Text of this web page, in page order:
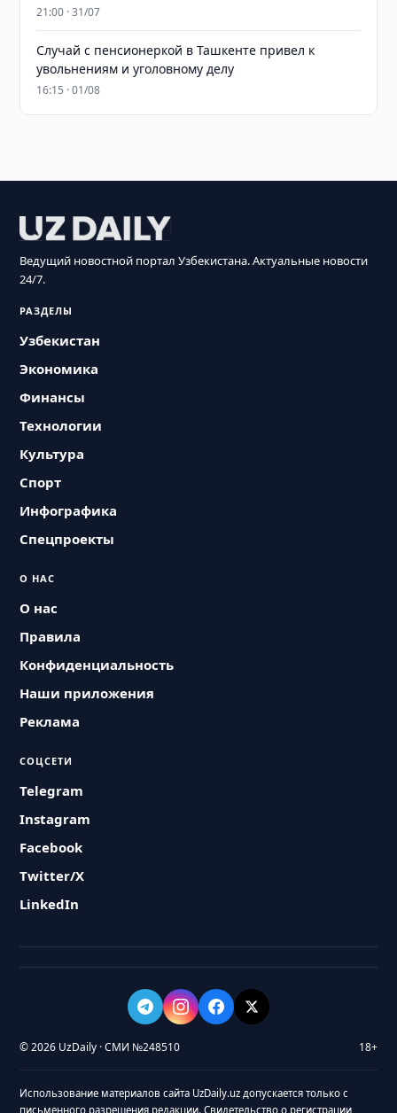
21:00 · 31/07
Случай с пенсионеркой в Ташкенте привел к
увольнениям и уголовному делу
16:15 · 01/08
Ведущий новостной портал Узбекистана. Актуальные новости
24/7.
РАЗДЕЛЫ
Узбекистан
Экономика
Финансы
Технологии
Культура
Спорт
Инфографика
Спецпроекты
О НАС
О нас
Правила
Конфиденциальность
Наши приложения
Реклама
СОЦСЕТИ
Telegram
Instagram
Facebook
Twitter/X
LinkedIn
© 2026 UzDaily · СМИ №248510 18+
Использование материалов сайта UzDaily.uz допускается только с
письменного разрешения редакции. Свидетельство о регистрации